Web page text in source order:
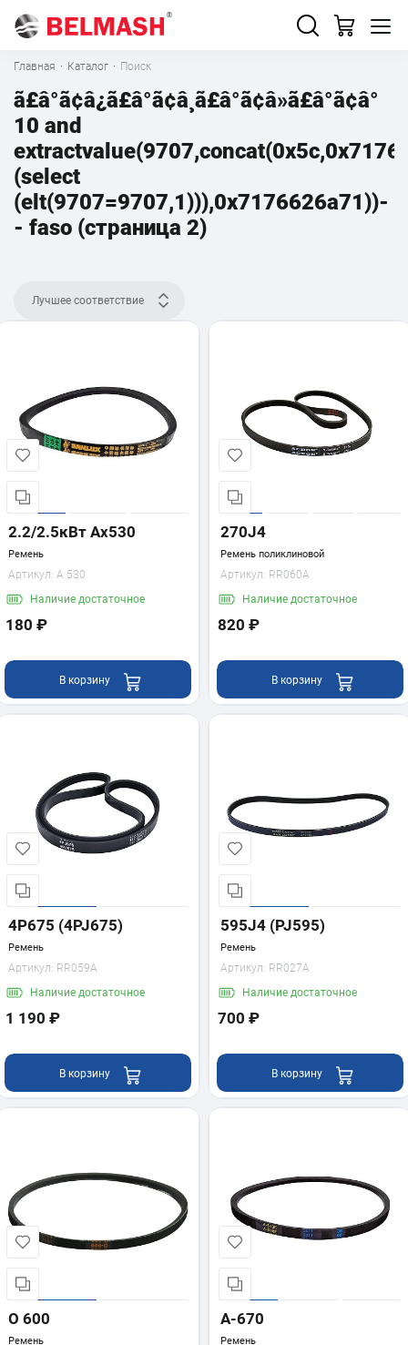
Главная · Каталог · Поиск
ã£â°ã¢â¿ã£â°ã¢â¸ã£â°ã¢â»ã£â°ã¢â°
10 and
(select
(elt(9707=9707,1))),0x7176626a71))-
- faso (страница 2)
Лучшее соответствие
2.2/2.5кВт Ах530
Ремень
Артикул: А 530
Наличие достаточное
180 ₽
В корзину
270J4
Ремень поликлиновой
Артикул: RR060A
Наличие достаточное
820 ₽
В корзину
4P675 (4PJ675)
Ремень
Артикул: RR059A
Наличие достаточное
1 190 ₽
В корзину
595J4 (PJ595)
Ремень
Артикул: RR027A
Наличие достаточное
700 ₽
В корзину
О 600
Ремень
A-670
Ремень